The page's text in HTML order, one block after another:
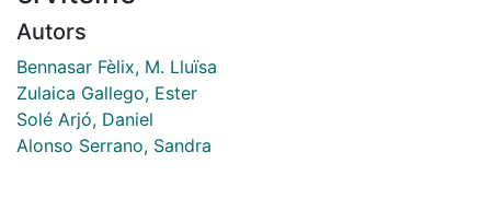
Autors
Bennasar Fèlix, M. Lluïsa
Zulaica Gallego, Ester
Solé Arjó, Daniel
Alonso Serrano, Sandra